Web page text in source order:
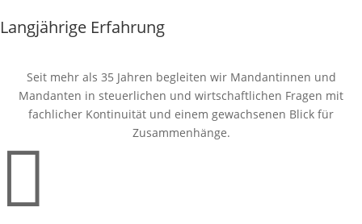
Langjährige Erfahrung
Seit mehr als 35 Jahren begleiten wir Mandantinnen und
Mandanten in steuerlichen und wirtschaftlichen Fragen mit
fachlicher Kontinuität und einem gewachsenen Blick für
Zusammenhänge.
